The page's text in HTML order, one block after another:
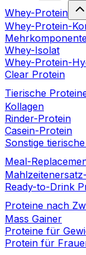
Whey-Protein
Whey-Protein-
Whey-Isolat
Whey-Protein-
Clear Protein
Tierische
Kollagen
Rinder-Protein
Casein-Protein
Sonstige
Meal-
Ready-to-Drink
Proteine nach
Mass Gainer
Proteine für
Protein für